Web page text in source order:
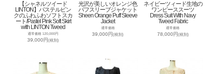
【シャネルツイード
LINTON】パステルピン
クのふわふわソフトスカ
ート/Pastel Pink Soft Skirt
with LINTON Tweed
通常価格 120,000円
39,000円(税別)
光沢が美しいオレンジ色
パフスリーブジャケット
Sheen Orange Puff Sleeve
Jacket
通常価格
39,000円(税別)
ネイビーツィード生地の
ワンピーススーツ
Dress Suit With Navy
Tweed Fabric
通常価格
78,000円(税別)